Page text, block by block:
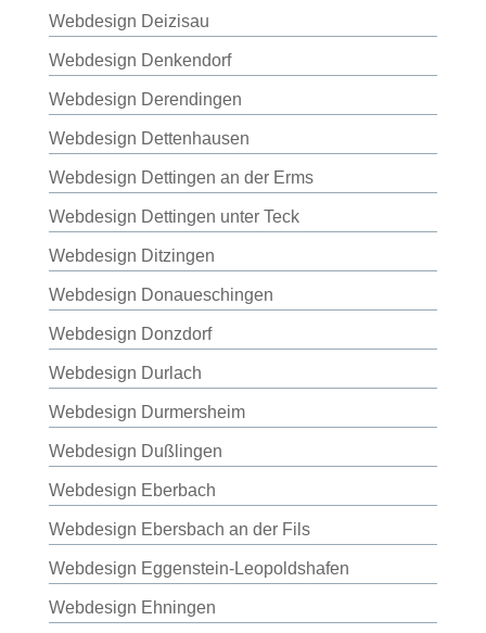
Webdesign Deizisau
Webdesign Denkendorf
Webdesign Derendingen
Webdesign Dettenhausen
Webdesign Dettingen an der Erms
Webdesign Dettingen unter Teck
Webdesign Ditzingen
Webdesign Donaueschingen
Webdesign Donzdorf
Webdesign Durlach
Webdesign Durmersheim
Webdesign Dußlingen
Webdesign Eberbach
Webdesign Ebersbach an der Fils
Webdesign Eggenstein-Leopoldshafen
Webdesign Ehningen